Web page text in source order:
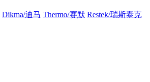
Dikma/迪马 Thermo/赛默 Restek/瑞斯泰克